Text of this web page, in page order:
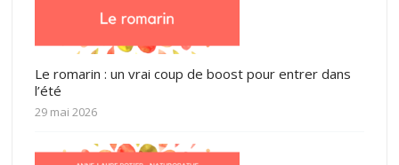
Le romarin : un vrai coup de boost pour entrer dans
l’été
29 mai 2026